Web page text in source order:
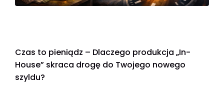
Czas to pieniądz – Dlaczego produkcja „In-
House” skraca drogę do Twojego nowego
szyldu?